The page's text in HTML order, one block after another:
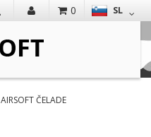
SL
0
AIRSOFT ČELADE